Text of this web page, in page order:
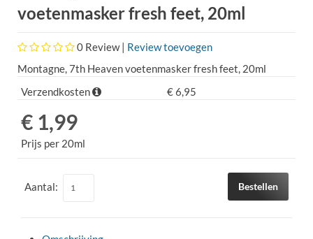
voetenmasker fresh feet, 20ml
0 Review | Review toevoegen
Montagne, 7th Heaven voetenmasker fresh feet, 20ml
Verzendkosten
€ 6,95
€ 1,99
Prijs per 20ml
Aantal: Bestellen